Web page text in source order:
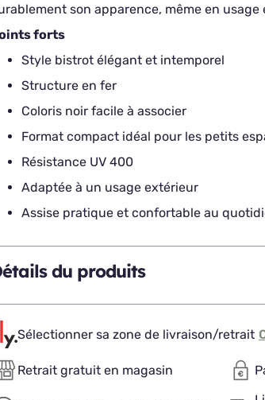
son apparence, même en usage
forts
Style bistrot élégant et intemporel
Structure en fer
Coloris noir facile à associer
Format compact idéal pour les petits
Résistance UV 400
Adaptée à un usage extérieur
Assise pratique et confortable au
du produits
Sélectionner sa zone de livraison/retrait
Retrait gratuit en magasin